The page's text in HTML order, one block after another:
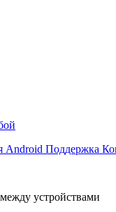
Android Поддержка
устройствами